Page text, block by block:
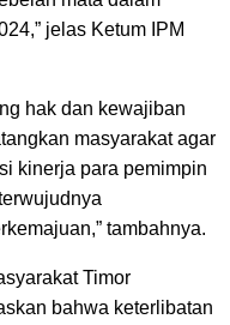
jelas Ketum IPM
hak dan kewajiban
masyarakat agar
kinerja para pemimpin
tambahnya.
Timor
bahwa keterlibatan